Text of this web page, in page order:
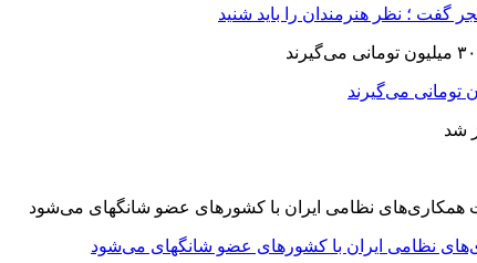
گفت ؛ نظر هنرمندان را باید شنید